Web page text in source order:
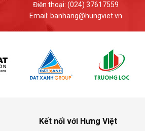
Điện thoại: 0912.848.969
Email: hungviet.kd@hungviet.vn
Kết nối với Hưng Việt